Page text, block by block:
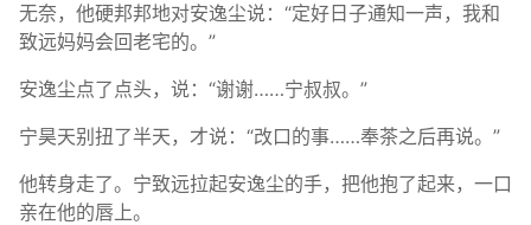
无奈，他硬邦邦地对安逸尘说：“定好日子通知一声，我和
致远妈妈会回老宅的。”
安逸尘点了点头，说：“谢谢……宁叔叔。”
宁昊天别扭了半天，才说：“改口的事……奉茶之后再说。”
他转身走了。宁致远拉起安逸尘的手，把他抱了起来，一口
亲在他的唇上。